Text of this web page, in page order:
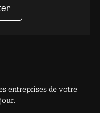
entreprises de votre